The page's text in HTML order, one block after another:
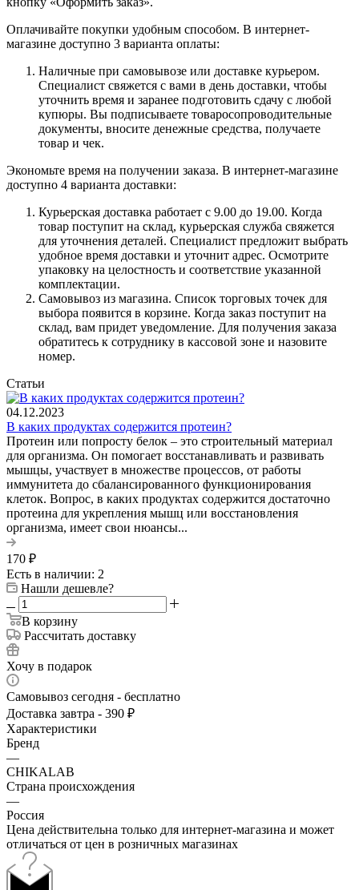
Оплачивайте покупки удобным способом. В интернет-
магазине доступно 3 варианта оплаты:
Наличные при самовывозе или доставке курьером.
Специалист свяжется с вами в день доставки, чтобы
уточнить время и заранее подготовить сдачу с любой
купюры. Вы подписываете товаросопроводительные
документы, вносите денежные средства, получаете
товар и чек.
Экономьте время на получении заказа. В интернет-магазине
доступно 4 варианта доставки:
Курьерская доставка работает с 9.00 до 19.00. Когда
товар поступит на склад, курьерская служба свяжется
для уточнения деталей. Специалист предложит выбрать
удобное время доставки и уточнит адрес. Осмотрите
упаковку на целостность и соответствие указанной
комплектации.
Самовывоз из магазина. Список торговых точек для
выбора появится в корзине. Когда заказ поступит на
склад, вам придет уведомление. Для получения заказа
обратитесь к сотруднику в кассовой зоне и назовите
номер.
Статьи
04.12.2023
В каких продуктах содержится протеин?
Протеин или попросту белок – это строительный материал
для организма. Он помогает восстанавливать и развивать
мышцы, участвует в множестве процессов, от работы
иммунитета до сбалансированного функционирования
клеток. Вопрос, в каких продуктах содержится достаточно
протеина для укрепления мышц или восстановления
организма, имеет свои нюансы...
170 ₽
Есть в наличии: 2
Нашли дешевле?
В корзину
Рассчитать доставку
Хочу в подарок
Самовывоз сегодня - бесплатно
Доставка завтра - 390 ₽
Характеристики
Бренд
—
CHIKALAB
Страна происхождения
—
Россия
Цена действительна только для интернет-магазина и может
отличаться от цен в розничных магазинах